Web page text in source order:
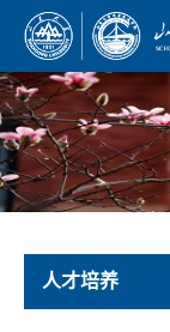
人才培养